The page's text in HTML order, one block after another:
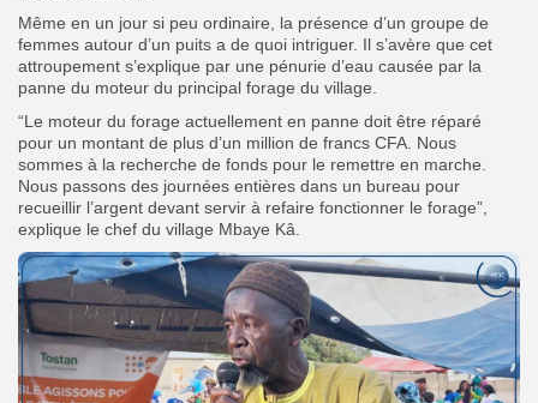
Même en un jour si peu ordinaire, la présence d’un groupe de
femmes autour d’un puits a de quoi intriguer. Il s’avère que cet
attroupement s’explique par une pénurie d’eau causée par la
panne du moteur du principal forage du village.
“Le moteur du forage actuellement en panne doit être réparé
pour un montant de plus d’un million de francs CFA. Nous
sommes à la recherche de fonds pour le remettre en marche.
Nous passons des journées entières dans un bureau pour
recueillir l’argent devant servir à refaire fonctionner le forage”,
explique le chef du village Mbaye Kâ.